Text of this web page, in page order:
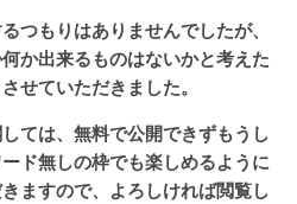
つもりはありませんでしたが、
か出来るものはないかと考えた
せていただきました。
ては、無料で公開できずもうし
ド無しの枠でも楽しめるように
ますので、よろしければ閲覧し